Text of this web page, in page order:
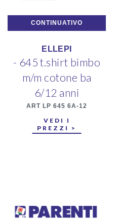
CONTINUATIVO
ELLEPI
- 645 t.shirt bimbo
m/m cotone ba
6/12 anni
ART LP 645 6A-12
VEDI I
PREZZI >